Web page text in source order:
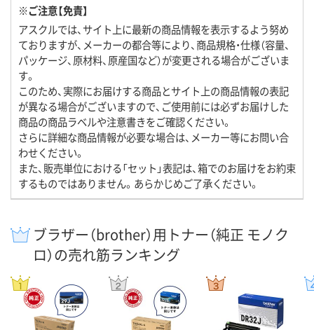
※ご注意【免責】
アスクルでは、サイト上に最新の商品情報を表示するよう努め
ておりますが、メーカーの都合等により、商品規格・仕様（容量、
パッケージ、原材料、原産国など）が変更される場合がございま
す。
このため、実際にお届けする商品とサイト上の商品情報の表記
が異なる場合がございますので、ご使用前には必ずお届けした
商品の商品ラベルや注意書きをご確認ください。
さらに詳細な商品情報が必要な場合は、メーカー等にお問い合
わせください。
また、販売単位における「セット」表記は、箱でのお届けをお約束
するものではありません。あらかじめご了承ください。
ブラザー（brother）用トナー（純正 モノク
ロ）の売れ筋ランキング